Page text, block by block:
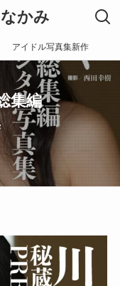
かみ
アイドル写真集新作
集編